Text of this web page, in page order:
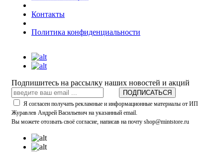
Контакты
Политика конфиденциальности
Подпишитесь на рассылку наших новостей и акций
ПОДПИСАТЬСЯ
Я согласен получать рекламные и информационные материалы от ИП
Журавлев Андрей Васильевич на указанный email.
Вы можете отозвать своё согласие, написав на почту shop@mintstore.ru